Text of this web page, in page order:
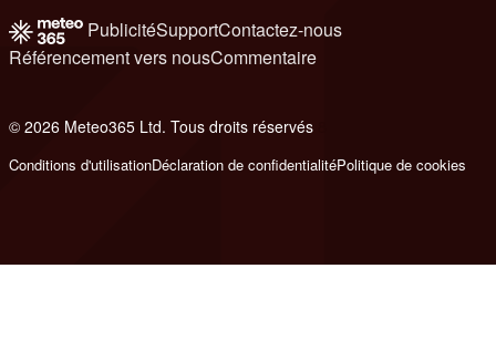
PublicitéSupportContactez-nous
Référencement vers nousCommentaire
© 2026 Meteo365 Ltd. Tous droits réservés
Conditions d'utilisationDéclaration de confidentialitéPolitique de cookies